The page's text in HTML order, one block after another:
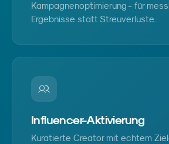
Kampagnenoptimierung - für
Ergebnisse statt Streuverluste.
Influencer-Aktivierung
Kuratierte Creator mit echtem